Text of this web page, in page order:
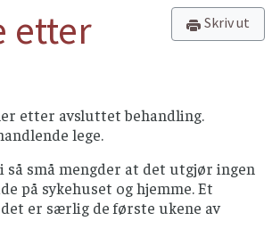
Skriv ut
etter
etter avsluttet behandling.
lege.
så små mengder at det utgjør ingen
på sykehuset og hjemme. Et
er særlig de første ukene av